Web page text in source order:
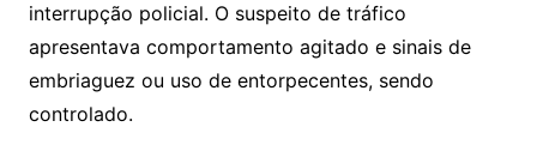
interrupção policial. O suspeito de tráfico
apresentava comportamento agitado e sinais de
embriaguez ou uso de entorpecentes, sendo
controlado.